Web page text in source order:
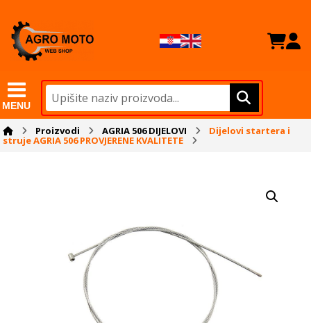
MENU
Proizvodi AGRIA 506 DIJELOVI Dijelovi startera i
struje AGRIA 506 PROVJERENE KVALITETE